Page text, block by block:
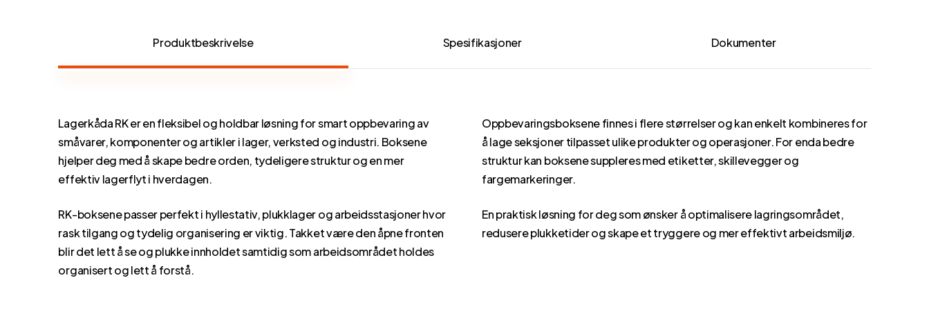
Produktbeskrivelse Spesifikasjoner Dokumenter
Lagerkåda RK er en fleksibel og holdbar løsning for smart oppbevaring av
småvarer, komponenter og artikler i lager, verksted og industri. Boksene
hjelper deg med å skape bedre orden, tydeligere struktur og en mer
effektiv lagerflyt i hverdagen.
RK-boksene passer perfekt i hyllestativ, plukklager og arbeidsstasjoner hvor
rask tilgang og tydelig organisering er viktig. Takket være den åpne fronten
blir det lett å se og plukke innholdet samtidig som arbeidsområdet holdes
organisert og lett å forstå.
Oppbevaringsboksene finnes i flere størrelser og kan enkelt kombineres for
å lage seksjoner tilpasset ulike produkter og operasjoner. For enda bedre
struktur kan boksene suppleres med etiketter, skillevegger og
fargemarkeringer.
En praktisk løsning for deg som ønsker å optimalisere lagringsområdet,
redusere plukketider og skape et tryggere og mer effektivt arbeidsmiljø.